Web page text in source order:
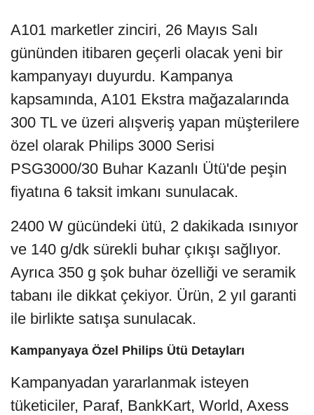
A101 marketler zinciri, 26 Mayıs Salı
gününden itibaren geçerli olacak yeni bir
kampanyayı duyurdu. Kampanya
kapsamında, A101 Ekstra mağazalarında
300 TL ve üzeri alışveriş yapan müşterilere
özel olarak Philips 3000 Serisi
PSG3000/30 Buhar Kazanlı Ütü'de peşin
fiyatına 6 taksit imkanı sunulacak.
2400 W gücündeki ütü, 2 dakikada ısınıyor
ve 140 g/dk sürekli buhar çıkışı sağlıyor.
Ayrıca 350 g şok buhar özelliği ve seramik
tabanı ile dikkat çekiyor. Ürün, 2 yıl garanti
ile birlikte satışa sunulacak.
Kampanyaya Özel Philips Ütü Detayları
Kampanyadan yararlanmak isteyen
tüketiciler, Paraf, BankKart, World, Axess